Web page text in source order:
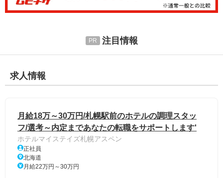
注目情報
求人情報
月給18万～30万円/札幌駅前のホテルの調理スタッ
フ/選考～内定まであなたの転職をサポートします'
ホテルマイステイズ札幌アスペン
正社員
北海道
月給22万円～30万円